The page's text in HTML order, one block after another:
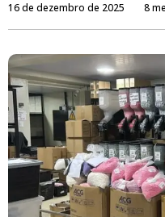
16 de dezembro de 2025 8